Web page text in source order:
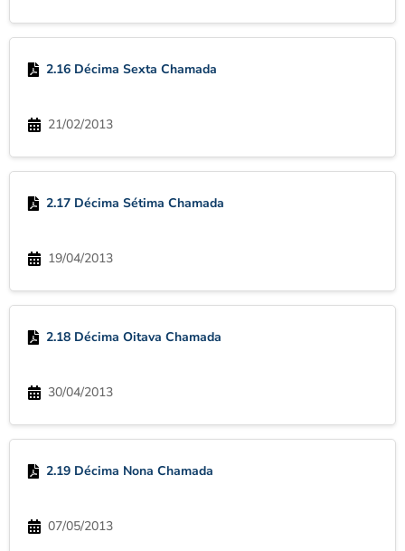
2.16 Décima Sexta Chamada
21/02/2013
2.17 Décima Sétima Chamada
19/04/2013
2.18 Décima Oitava Chamada
30/04/2013
2.19 Décima Nona Chamada
07/05/2013